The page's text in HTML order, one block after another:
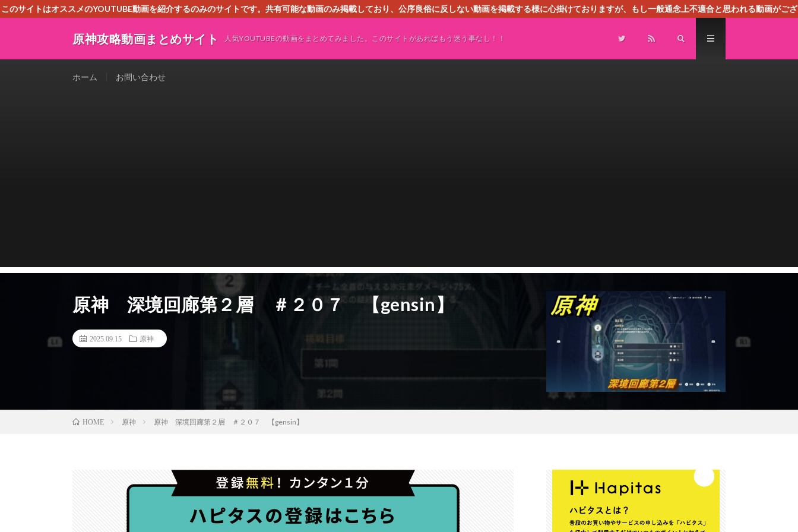
このサイトはオススメのYOUTUBE動画を紹介するのみのサイトです。共有可能な動画のみ掲載しており、公序良俗に反しない動画を掲載する様に心掛けておりますが、もし一般通念上不適合と思われる動画がござ
原神攻略動画まとめサイト 人気YOUTUBEの動画をまとめてみました。このサイトがあればもう迷う事なし！！
ホーム お問い合わせ
原神 深境回廊第２層 ＃２０７ 【gensin】
2025.09.15 原神
HOME 原神 原神 深境回廊第２層 ＃２０７ 【gensin】